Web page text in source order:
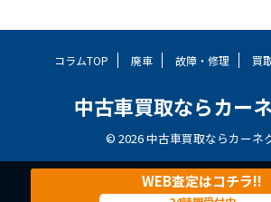
コラムTOP 廃車 故障・修理 買
中古車買取ならカー
© 2026 中古車買取ならカーネ
WEB査定はコチラ!!